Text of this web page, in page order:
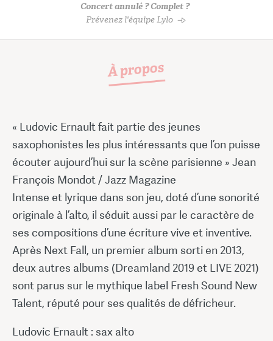
Concert annulé ? Complet ?
Prévenez l'équipe Lylo
À propos
« Ludovic Ernault fait partie des jeunes
saxophonistes les plus intéressants que l’on puisse
écouter aujourd’hui sur la scène parisienne » Jean
François Mondot / Jazz Magazine
Intense et lyrique dans son jeu, doté d’une sonorité
originale à l’alto, il séduit aussi par le caractère de
ses compositions d’une écriture vive et inventive.
Après Next Fall, un premier album sorti en 2013,
deux autres albums (Dreamland 2019 et LIVE 2021)
sont parus sur le mythique label Fresh Sound New
Talent, réputé pour ses qualités de défricheur.
Ludovic Ernault : sax alto